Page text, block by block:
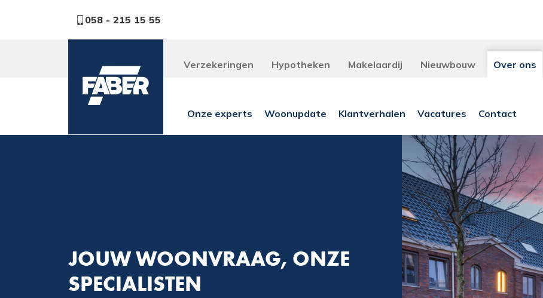
058 - 215 15 55
Verzekeringen Hypotheken Makelaardij Nieuwbouw Over ons
Onze experts Woonupdate Klantverhalen Vacatures Contact
JOUW WOONVRAAG, ONZE
SPECIALISTEN